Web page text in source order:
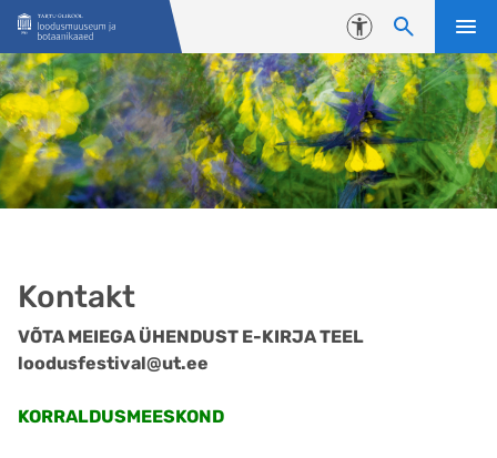
Liigu edasi põhisisu juurde
Juurdepääsetavus
Kontakt
VÕTA MEIEGA ÜHENDUST E-KIRJA TEEL
loodusfestival@ut.ee
KORRALDUSMEESKOND